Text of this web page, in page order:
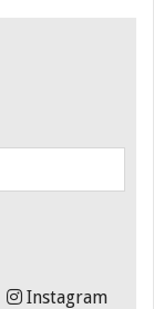
Instagram